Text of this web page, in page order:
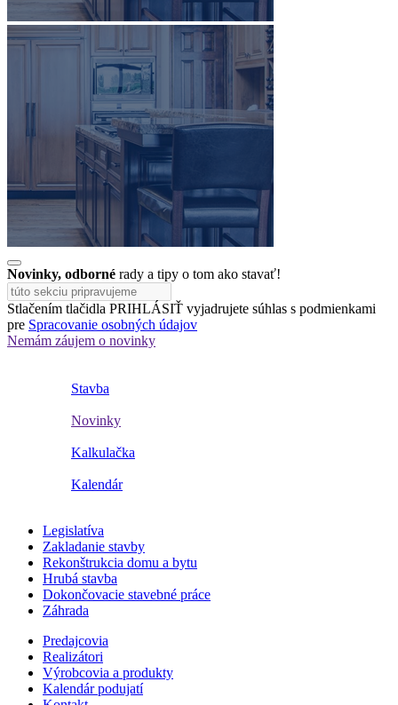
Novinky, odborné rady a tipy o tom ako stavať!
Stlačením tlačidla PRIHLÁSIŤ vyjadrujete súhlas s podmienkami
pre Spracovanie osobných údajov
Nemám záujem o novinky
Stavba
Novinky
Kalkulačka
Kalendár
Legislatíva
Zakladanie stavby
Rekonštrukcia domu a bytu
Hrubá stavba
Dokončovacie stavebné práce
Záhrada
Predajcovia
Realizátori
Výrobcovia a produkty
Kalendár podujatí